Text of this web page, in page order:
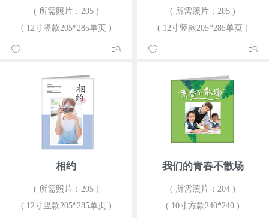
( 所需照片：205 )
( 12寸竖款205*285单页 )
( 所需照片：205 )
( 12寸竖款205*285单页 )
相约
( 所需照片：205 )
( 12寸竖款205*285单页 )
我们的青春不散场
( 所需照片：204 )
( 10寸方款240*240 )